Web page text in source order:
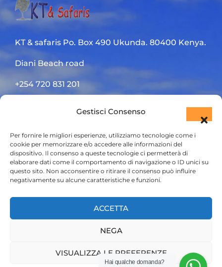
Gestisci Consenso
Per fornire le migliori esperienze, utilizziamo tecnologie come i
cookie per memorizzare e/o accedere alle informazioni del
dispositivo. Il consenso a queste tecnologie ci permetterà di
elaborare dati come il comportamento di navigazione o ID unici su
questo sito. Non acconsentire o ritirare il consenso può influire
negativamente su alcune caratteristiche e funzioni.
ACCETTA
NEGA
VISUALIZZA LE PREFERENZE
KT & safaris Po. Box 490 Ukunda. 80400 Kenya.
Diani Beach road
+254 720 831 201
CONTATTACI
Hai qualche domanda?